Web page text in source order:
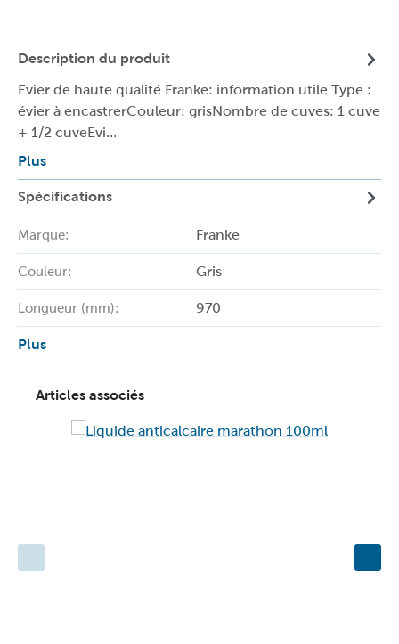
Description du produit
Evier de haute qualité Franke: information utile Type :
évier à encastrerCouleur: grisNombre de cuves: 1 cuve
+ 1/2 cuveEvi…
Plus
Spécifications
Marque: Franke
Couleur: Gris
Longueur (mm): 970
Plus
Articles associés